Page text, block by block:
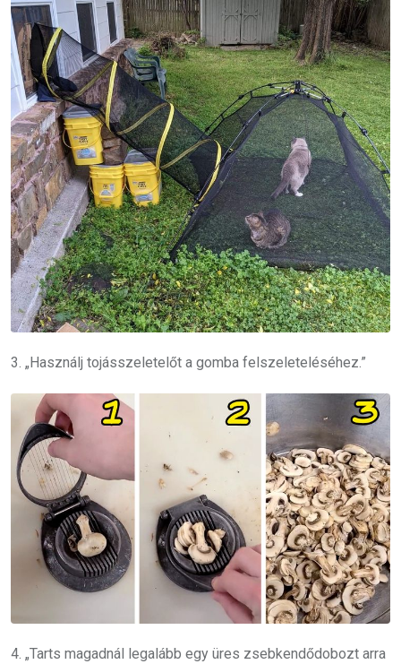
3. „Használj tojásszeletelőt a gomba felszeleteléséhez.”
4. „Tarts magadnál legalább egy üres zsebkendődobozt arra